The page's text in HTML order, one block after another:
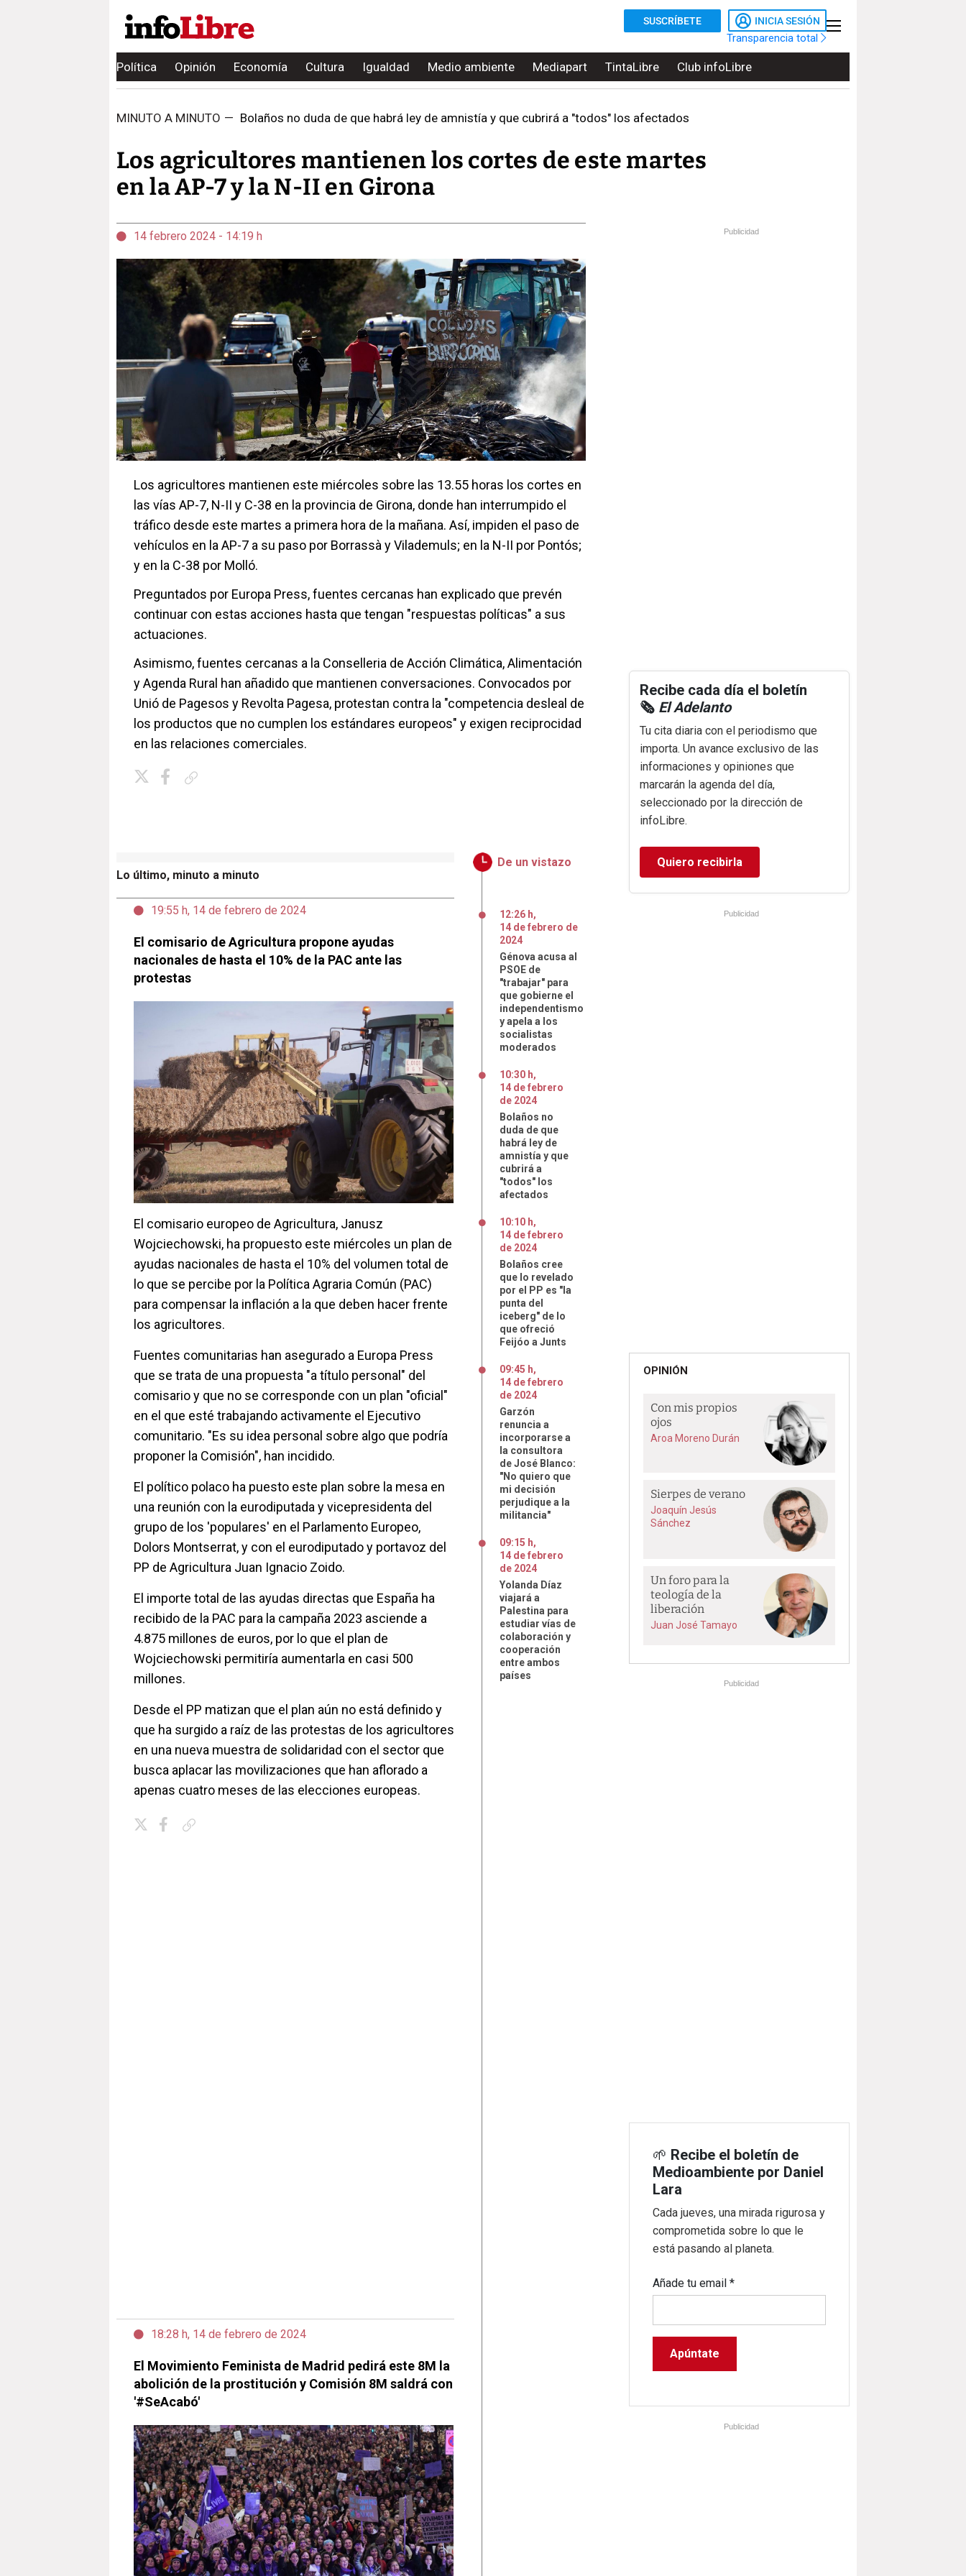
SUSCRÍBETE INICIA SESIÓN
Transparencia total
Política Opinión Economía Cultura Igualdad Medio ambiente Mediapart TintaLibre Club infoLibre
MINUTO A MINUTO — Bolaños no duda de que habrá ley de amnistía y que cubrirá a "todos" los afectados
Los agricultores mantienen los cortes de este martes
en la AP-7 y la N-II en Girona
14 febrero 2024 - 14:19 h
Los agricultores mantienen este miércoles sobre las 13.55 horas los cortes en
las vías AP-7, N-II y C-38 en la provincia de Girona, donde han interrumpido el
tráfico desde este martes a primera hora de la mañana. Así, impiden el paso de
vehículos en la AP-7 a su paso por Borrassà y Vilademuls; en la N-II por Pontós;
y en la C-38 por Molló.
Preguntados por Europa Press, fuentes cercanas han explicado que prevén
continuar con estas acciones hasta que tengan "respuestas políticas" a sus
actuaciones.
Asimismo, fuentes cercanas a la Conselleria de Acción Climática, Alimentación
y Agenda Rural han añadido que mantienen conversaciones. Convocados por
Unió de Pagesos y Revolta Pagesa, protestan contra la "competencia desleal de
los productos que no cumplen los estándares europeos" y exigen reciprocidad
en las relaciones comerciales.
Lo último, minuto a minuto
19:55 h, 14 de febrero de 2024
El comisario de Agricultura propone ayudas
nacionales de hasta el 10% de la PAC ante las
protestas
El comisario europeo de Agricultura, Janusz
Wojciechowski, ha propuesto este miércoles un plan de
ayudas nacionales de hasta el 10% del volumen total de
lo que se percibe por la Política Agraria Común (PAC)
para compensar la inflación a la que deben hacer frente
los agricultores.
Fuentes comunitarias han asegurado a Europa Press
que se trata de una propuesta "a título personal" del
comisario y que no se corresponde con un plan "oficial"
en el que esté trabajando activamente el Ejecutivo
comunitario. "Es su idea personal sobre algo que podría
proponer la Comisión", han incidido.
El político polaco ha puesto este plan sobre la mesa en
una reunión con la eurodiputada y vicepresidenta del
grupo de los 'populares' en el Parlamento Europeo,
Dolors Montserrat, y con el eurodiputado y portavoz del
PP de Agricultura Juan Ignacio Zoido.
El importe total de las ayudas directas que España ha
recibido de la PAC para la campaña 2023 asciende a
4.875 millones de euros, por lo que el plan de
Wojciechowski permitiría aumentarla en casi 500
millones.
Desde el PP matizan que el plan aún no está definido y
que ha surgido a raíz de las protestas de los agricultores
en una nueva muestra de solidaridad con el sector que
busca aplacar las movilizaciones que han aflorado a
apenas cuatro meses de las elecciones europeas.
18:28 h, 14 de febrero de 2024
El Movimiento Feminista de Madrid pedirá este 8M la
abolición de la prostitución y Comisión 8M saldrá con
'#SeAcabó'
De un vistazo
12:26 h,
14 defebrero de
2024
Génova acusa al
PSOE de
"trabajar" para
que gobierne el
independentismo
y apela a los
socialistas
moderados
10:30 h,
14 defebrero
de 2024
Bolaños no
duda de que
habrá ley de
amnistía y que
cubrirá a
"todos" los
afectados
10:10 h,
14 defebrero
de 2024
Bolaños cree
que lo revelado
por el PP es "la
punta del
iceberg" de lo
que ofreció
Feijóo a Junts
09:45 h,
14 defebrero
de 2024
Garzón
renuncia a
incorporarse a
la consultora
de José Blanco:
"No quiero que
mi decisión
perjudique a la
militancia"
09:15 h,
14 defebrero
de 2024
Yolanda Díaz
viajará a
Palestina para
estudiar vías de
colaboración y
cooperación
entre ambos
países
Publicidad
Recibe cada día el boletín
🗞️ El Adelanto
Tu cita diaria con el periodismo que
importa. Un avance exclusivo de las
informaciones y opiniones que
marcarán la agenda del día,
seleccionado por la dirección de
infoLibre.
Quiero recibirla
Publicidad
OPINIÓN
Con mis propios
ojos
Aroa Moreno Durán
Sierpes de verano
Joaquín Jesús
Sánchez
Un foro para la
teología de la
liberación
Juan José Tamayo
Publicidad
🌱 Recibe el boletín de
Medioambiente por Daniel
Lara
Cada jueves, una mirada rigurosa y
comprometida sobre lo que le
está pasando al planeta.
Añade tu email*
Publicidad